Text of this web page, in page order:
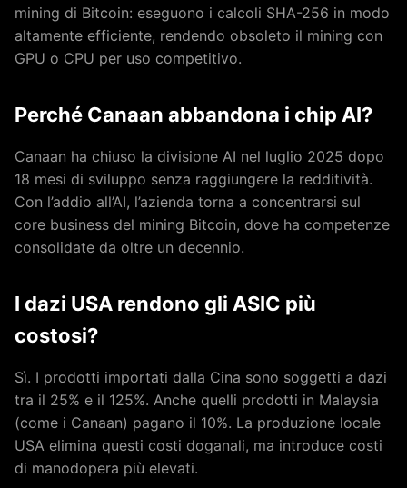
mining di Bitcoin: eseguono i calcoli SHA-256 in modo
altamente efficiente, rendendo obsoleto il mining con
GPU o CPU per uso competitivo.
Perché Canaan abbandona i chip AI?
Canaan ha chiuso la divisione AI nel luglio 2025 dopo
18 mesi di sviluppo senza raggiungere la redditività.
Con l’addio all’AI, l’azienda torna a concentrarsi sul
core business del mining Bitcoin, dove ha competenze
consolidate da oltre un decennio.
I dazi USA rendono gli ASIC più
costosi?
Sì. I prodotti importati dalla Cina sono soggetti a dazi
tra il 25% e il 125%. Anche quelli prodotti in Malaysia
(come i Canaan) pagano il 10%. La produzione locale
USA elimina questi costi doganali, ma introduce costi
di manodopera più elevati.